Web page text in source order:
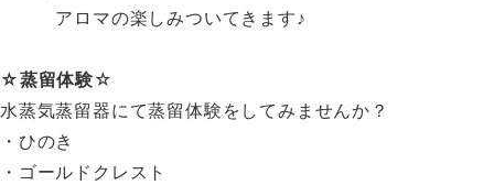
アロマの楽しみついてきます♪
☆蒸留体験☆
水蒸気蒸留器にて蒸留体験をしてみませんか？
・ひのき
・ゴールドクレスト